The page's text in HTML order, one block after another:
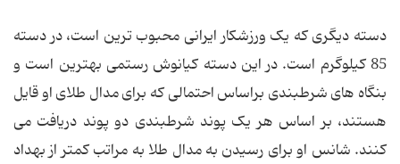
دسته دیگری که یک ورزشکار ایرانی محبوب ترین است، در دسته
85 کیلوگرم است. در این دسته کیانوش رستمی بهترین است و
بنگاه های شرطبندی براساس احتمالی که برای مدال طلای او قایل
هستند، بر اساس هر یک پوند شرطبندی دو پوند دریافت می
کنند. شانس او برای رسیدن به مدال طلا به مراتب کمتر از بهداد